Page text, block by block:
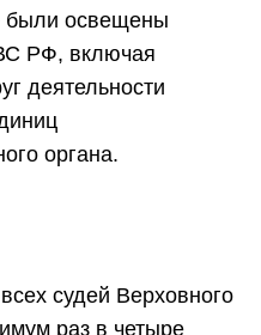
были освещены
РФ, включая
деятельности
органа.
судей Верховного
раз в четыре